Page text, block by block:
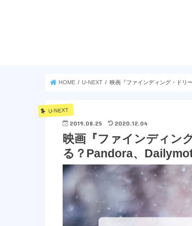
HOME
U-NEXT 映画『ファインディング・ドリ
U-NEXT
2019.08.25 2020.12.04
映画『ファインディン
る？Pandora、